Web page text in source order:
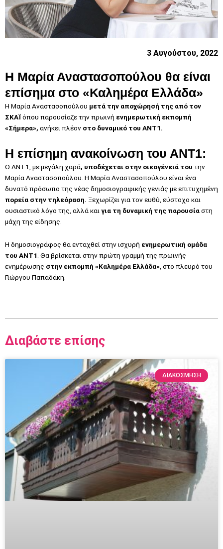
3 Αυγούστου, 2022
Η Μαρία Αναστασοπούλου θα είναι
επίσημα στο «Καλημέρα Ελλάδα»
Η Μαρία Αναστασοπούλου μετά την αποχώρησή της από τον
ΣΚΑΪόπου παρουσίαζε την πρωινή ενημερωτική εκπομπή
«Σήμερα», ανήκει πλέον στο δυναμικό του ANT1.
Η επίσημη ανακοίνωση του ΑΝΤ1:
Ο ΑΝΤ1, με μεγάλη χαρά, υποδέχεται στην οικογένειά του την
Μαρία Αναστασοπούλου. Η Μαρία Αναστασοπούλου είναι ένα
δυνατό πρόσωπο της νέας δημοσιογραφικής γενιάς με επιτυχημένη
πορεία στην τηλεόραση. Ξεχωρίζει για τον ευθύ, εύστοχο και
ουσιαστικό λόγο της, αλλά καιγια τη δυναμική της παρουσίαστη
μάχη της είδησης.
Η δημοσιογράφος θα ενταχθεί στην ισχυρή ενημερωτική ομάδα
του ANT1 . Θα βρίσκεται στην πρώτη γραμμή της πρωινής
ενημέρωσης στην εκπομπή «Καλημέρα Ελλάδα» , στο πλευρό του
Γιώργου Παπαδάκη.
Διαβάστε επίσης
ΔΙΑΚΌΣΜΗΣΗ